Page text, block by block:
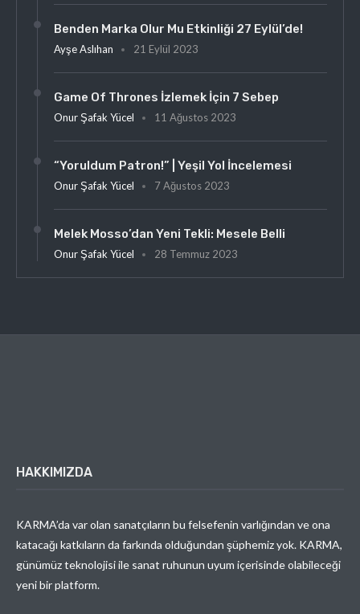
Benden Marka Olur Mu Etkinliği 27 Eylül’de!
Ayşe Aslıhan 21 Eylül 2023
Game Of Thrones İzlemek İçin 7 Sebep
Onur Şafak Yücel 11 Ağustos 2023
“Yoruldum Patron!” | Yeşil Yol İncelemesi
Onur Şafak Yücel 7 Ağustos 2023
Melek Mosso’dan Yeni Tekli: Mesele Belli
Onur Şafak Yücel 28 Temmuz 2023
HAKKIMIZDA
KARMA’da var olan sanatçıların bu felsefenin varlığından ve ona
katacağı katkıların da farkında olduğundan şüphemiz yok. KARMA,
günümüz teknolojisi ile sanat ruhunun uyum içerisinde olabileceği
yeni bir platform.